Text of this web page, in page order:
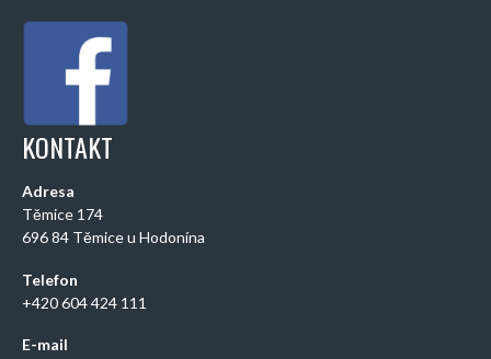
KONTAKT
Adresa
Těmice 174
696 84 Těmice u Hodonína
Telefon
+420 604 424 111
E-mail